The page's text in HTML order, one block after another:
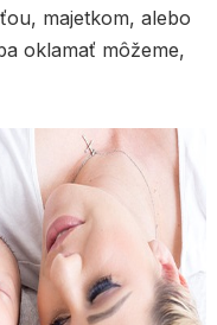
majetkom, alebo
oklamať môžeme,